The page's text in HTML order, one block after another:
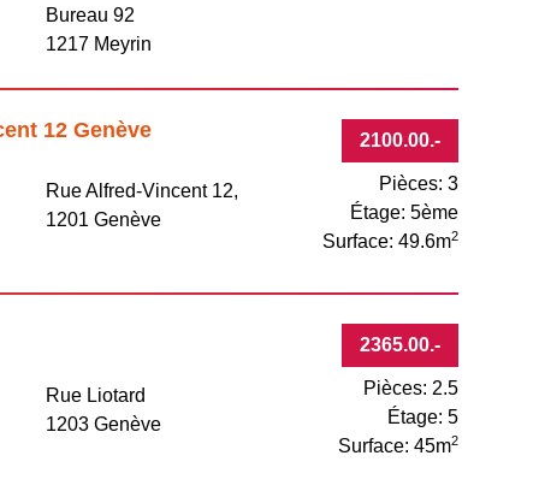
Bureau 92
1217 Meyrin
2100.00.-
12 Genève
Rue Alfred-Vincent 12,
1201 Genève
Pièces: 3
Étage: 5ème
Surface: 49.6m2
2365.00.-
Rue Liotard
1203 Genève
Pièces: 2.5
Étage: 5
Surface: 45m2